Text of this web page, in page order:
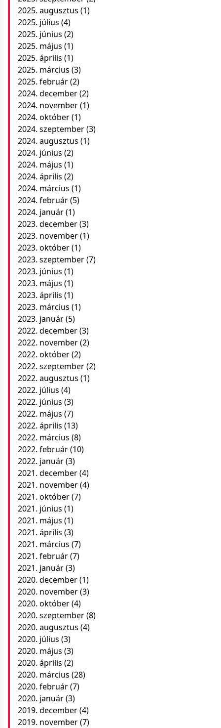
2025. augusztus (1)
2025. július (4)
2025. június (2)
2025. május (1)
2025. április (1)
2025. március (3)
2025. február(2)
2024. december(2)
2024. november(1)
2024. október(1)
2024. szeptember(3)
2024. augusztus (1)
2024. június (2)
2024. május (1)
2024. április (2)
2024. március (1)
2024. február(5)
2024. január(1)
2023. december(3)
2023. november(1)
2023. október(1)
2023. szeptember(7)
2023. június (1)
2023. május (1)
2023. április (1)
2023. március (1)
2023. január(5)
2022. december(3)
2022. november(2)
2022. október(2)
2022. szeptember(2)
2022. augusztus (1)
2022. július (4)
2022. június (3)
2022. május (7)
2022. április (13)
2022. március (8)
2022. február(10)
2022. január(3)
2021. december(4)
2021. november(4)
2021. október(7)
2021. június (1)
2021. május (1)
2021. április (3)
2021. március (7)
2021. február(7)
2021. január(3)
2020. december(1)
2020. november(3)
2020. október(4)
2020. szeptember(8)
2020. augusztus (4)
2020. július (3)
2020. május (3)
2020. április (2)
2020. március (28)
2020. február(7)
2020. január(3)
2019. december(4)
2019. november(7)